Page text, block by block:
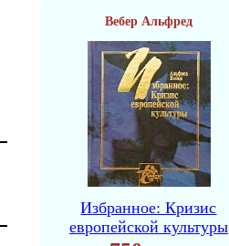
Вебер Альфред
Избранное: Кризис
европейской культуры